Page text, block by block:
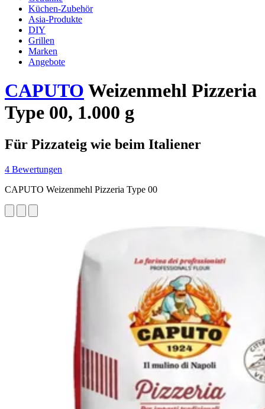
Küchen-Zubehör
Asia-Produkte
DIY
Grillen
Marken
Angebote
CAPUTO Weizenmehl Pizzeria
Type 00, 1.000 g
Für Pizzateig wie beim Italiener
4 Bewertungen
CAPUTO Weizenmehl Pizzeria Type 00